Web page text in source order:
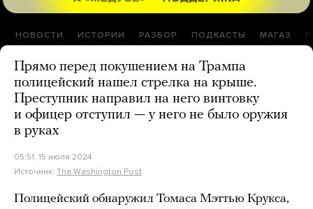
НОВОСТИ ИСТОРИИ РАЗБОР ПОДКАСТЫ МАГАЗ
Прямо перед покушением на Трампа
полицейский нашел стрелка на крыше.
Преступник направил на него винтовку
и офицер отступил — у него не было оружия
в руках
05:51, 15 июля 2024
Источник: The Washington Post
Полицейский обнаружил Томаса Мэттью Крукса,